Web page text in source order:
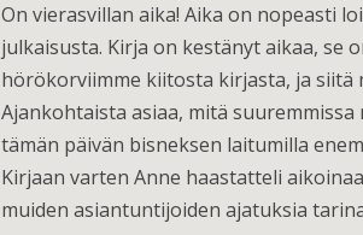
On vierasvillan aika! Aika on nopeasti
julkaisusta. Kirja on kestänyt aikaa, se
hörökorviimme kiitosta kirjasta, ja siitä
Ajankohtaista asiaa, mitä
tämän päivän bisneksen laitumilla
Kirjaan varten Anne haastatteli
muiden asiantuntijoiden ajatuksia